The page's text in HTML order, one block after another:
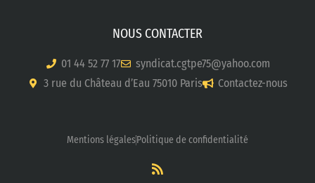
NOUS CONTACTER
01 44 52 77 17
syndicat.cgtpe75@yahoo.com
3 rue du Château d’Eau 75010 Paris
Contactez-nous
Mentions légalesPolitique de confidentialité